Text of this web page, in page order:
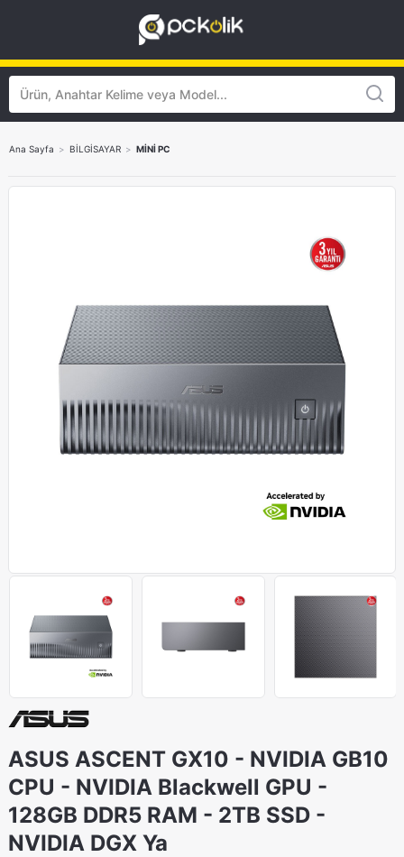
Ana Sayfa > BİLGİSAYAR > MİNİ PC
ASUS ASCENT GX10 - NVIDIA GB10
CPU - NVIDIA Blackwell GPU -
128GB DDR5 RAM - 2TB SSD -
NVIDIA DGX Ya